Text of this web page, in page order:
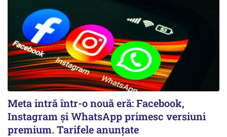
Meta intră într-o nouă eră: Facebook,
Instagram și WhatsApp primesc versiuni
premium. Tarifele anunțate